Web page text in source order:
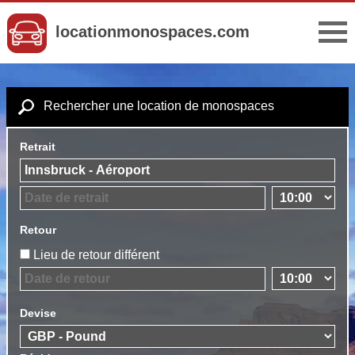
locationmonospaces.com
Rechercher une location de monospaces
Retrait
Retour
Lieu de retour différent
Devise